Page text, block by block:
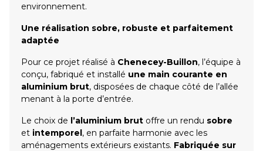
environnement.
Une réalisation sobre, robuste et parfaitement
adaptée
Pour ce projet réalisé à Chenecey-Buillon, l’équipe à
conçu, fabriqué et installé une main courante en
aluminium brut, disposées de chaque côté de l’allée
menant à la porte d’entrée.
Le choix de l’aluminium brut offre un rendu sobre
et intemporel, en parfaite harmonie avec les
aménagements extérieurs existants. Fabriquée sur